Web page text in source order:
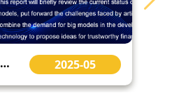
DeepSeek系列专题线上公开课第二季第二讲（上） 2025-05